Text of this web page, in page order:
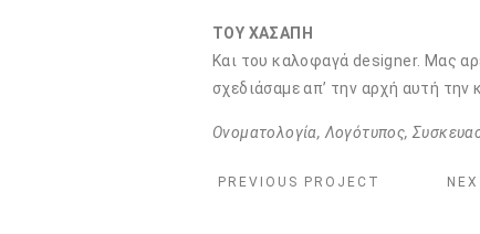
ΤΟΥ ΧΑΣΑΠΗ
Και του καλοφαγά designer. Μας
σχεδιάσαμε απ’ την αρχή αυτή την
Ονοματολογία, Λογότυπος,
PREVIOUS PROJECT